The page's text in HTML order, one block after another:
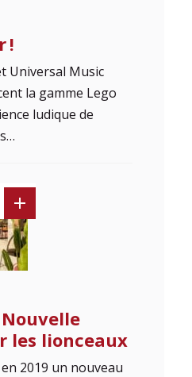
!
Universal Music
la gamme Lego
ludique de
les lionceaux
2019 un nouveau